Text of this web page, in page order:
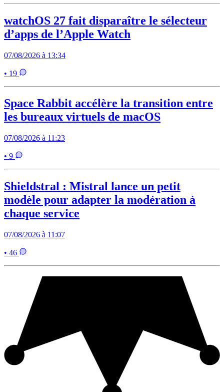
watchOS 27 fait disparaître le sélecteur
d’apps de l’Apple Watch
07/08/2026 à 13:34
• 19
Space Rabbit accélère la transition entre
les bureaux virtuels de macOS
07/08/2026 à 11:23
• 9
Shieldstral : Mistral lance un petit
modèle pour adapter la modération à
chaque service
07/08/2026 à 11:07
• 46